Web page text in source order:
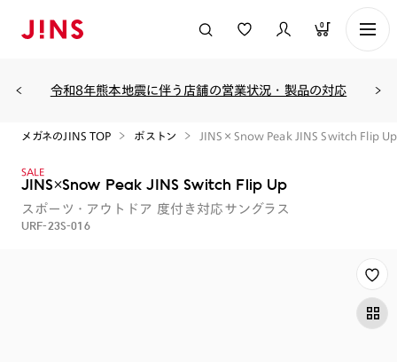
0
令和8年熊本地震に伴う店舗の営業状況・製品の対応
メガネのJINS TOP ボストン JINS×Snow Peak JINS Switch Flip
SALE
JINS×Snow Peak JINS Switch Flip Up
スポーツ・アウトドア 度付き対応サングラス
URF-23S-016